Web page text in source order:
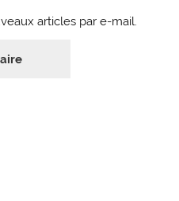
articles par e-mail.